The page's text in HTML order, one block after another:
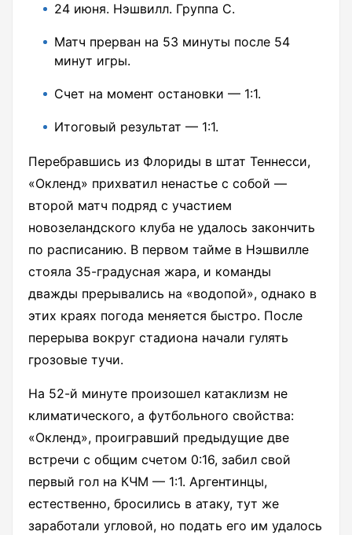
24 июня. Нэшвилл. Группа С.
Матч прерван на 53 минуты после 54
минут игры.
Счет на момент остановки — 1:1.
Итоговый результат — 1:1.
Перебравшись из Флориды в штат Теннесси,
«Окленд» прихватил ненастье с собой —
второй матч подряд с участием
новозеландского клуба не удалось закончить
по расписанию. В первом тайме в Нэшвилле
стояла 35-градусная жара, и команды
дважды прерывались на «водопой», однако в
этих краях погода меняется быстро. После
перерыва вокруг стадиона начали гулять
грозовые тучи.
На 52-й минуте произошел катаклизм не
климатического, а футбольного свойства:
«Окленд», проигравший предыдущие две
встречи с общим счетом 0:16, забил свой
первый гол на КЧМ — 1:1. Аргентинцы,
естественно, бросились в атаку, тут же
заработали угловой, но подать его им удалось